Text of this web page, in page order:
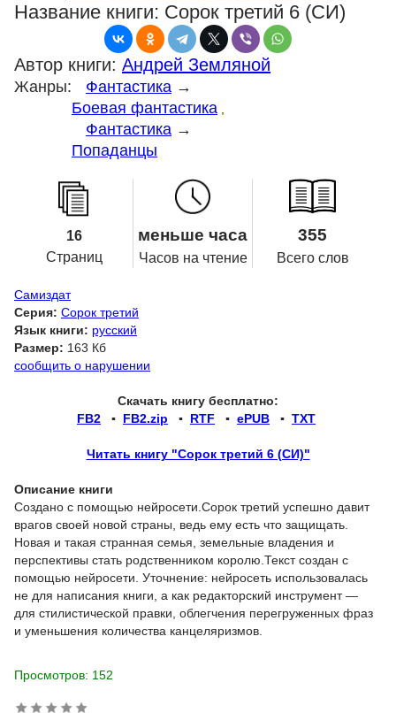
Название книги: Сорок третий 6 (СИ)
Автор книги: Андрей Земляной
Жанры: Фантастика →
Боевая фантастика
Фантастика →
Попаданцы
16
Страниц
меньше часа
Часов на чтение
355
Всего слов
Самиздат
Серия: Сорок третий
Язык книги: русский
Размер: 163 Кб
сообщить о нарушении
Скачать книгу бесплатно:
FB2 ▪ FB2.zip ▪ RTF ▪ ePUB ▪ TXT
Читать книгу "Сорок третий 6 (СИ)"
Описание книги
Создано с помощью нейросети.Сорок третий успешно давит
врагов своей новой страны, ведь ему есть что защищать.
Новая и такая странная семья, земельные владения и
перспективы стать родственником королю.Текст создан с
помощью нейросети. Уточнение: нейросеть использовалась
не для написания книги, а как редакторский инструмент —
для стилистической правки, облегчения перегруженных фраз
и уменьшения количества канцеляризмов.
Просмотров: 152